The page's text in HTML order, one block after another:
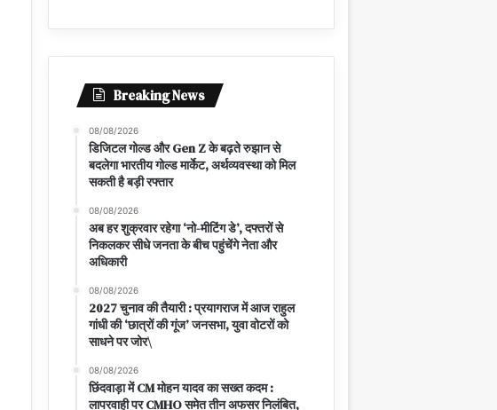
Breaking News
08/08/2026
डिजिटल गोल्ड और Gen Z के बढ़ते रुझान से
बदलेगा भारतीय गोल्ड मार्केट, अर्थव्यवस्था को मिल
सकती है बड़ी रफ्तार
08/08/2026
अब हर शुक्रवार रहेगा ‘नो-मीटिंग डे’, दफ्तरों से
निकलकर सीधे जनता के बीच पहुंचेंगे नेता और
अधिकारी
08/08/2026
2027 चुनाव की तैयारी : प्रयागराज में आज राहुल
गांधी की ‘छात्रों की गूंज’ जनसभा, युवा वोटरों को
साधने पर जोर\
08/08/2026
छिंदवाड़ा में CM मोहन यादव का सख्त कदम :
लापरवाही पर CMHO समेत तीन अफसर निलंबित,